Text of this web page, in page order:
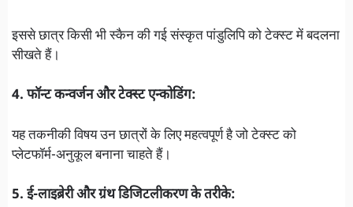
इससे छात्र किसी भी स्कैन की गई संस्कृत पांडुलिपि को टेक्स्ट में बदलना
सीखते हैं।
4. फॉन्ट कन्वर्जन और टेक्स्ट एन्कोडिंग:
यह तकनीकी विषय उन छात्रों के लिए महत्वपूर्ण है जो टेक्स्ट को
प्लेटफॉर्म-अनुकूल बनाना चाहते हैं।
5. ई-लाइब्रेरी और ग्रंथ डिजिटलीकरण के तरीके: